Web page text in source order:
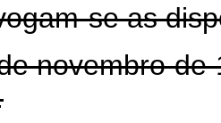
se as
novembro de